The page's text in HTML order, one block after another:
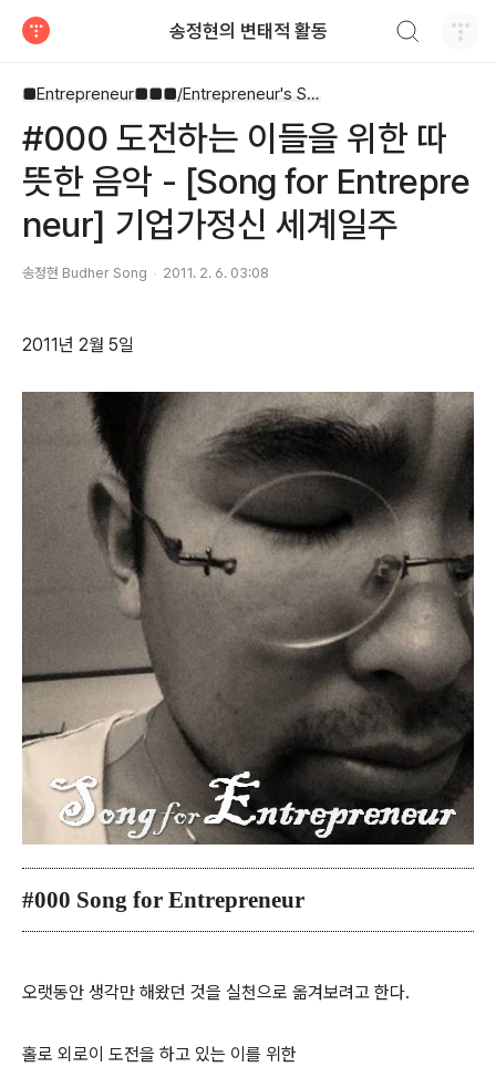
송정현의 변태적 활동
■Entrepreneur■■■/Entrepreneur's Song
#000 도전하는 이들을 위한 따
뜻한 음악 - [Song for Entrepre
neur] 기업가정신 세계일주
송정현 Budher Song 2011. 2. 6. 03:08
2011년 2월 5일
#000 Song for Entrepreneur
오랫동안 생각만 해왔던 것을 실천으로 옮겨보려고 한다.
홀로 외로이 도전을 하고 있는 이를 위한